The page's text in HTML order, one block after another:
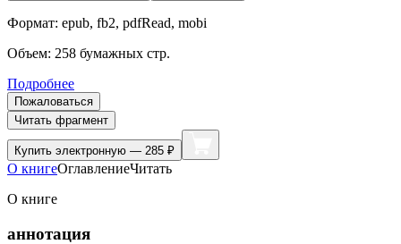
Формат: epub, fb2, pdfRead, mobi
Объем: 258 бумажных стр.
Подробнее
Пожаловаться
Читать фрагмент
Купить электронную — 285 ₽
О книгеОглавлениеЧитать
О книге
аннотация